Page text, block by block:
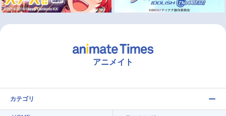
アニメイト
カテゴリ